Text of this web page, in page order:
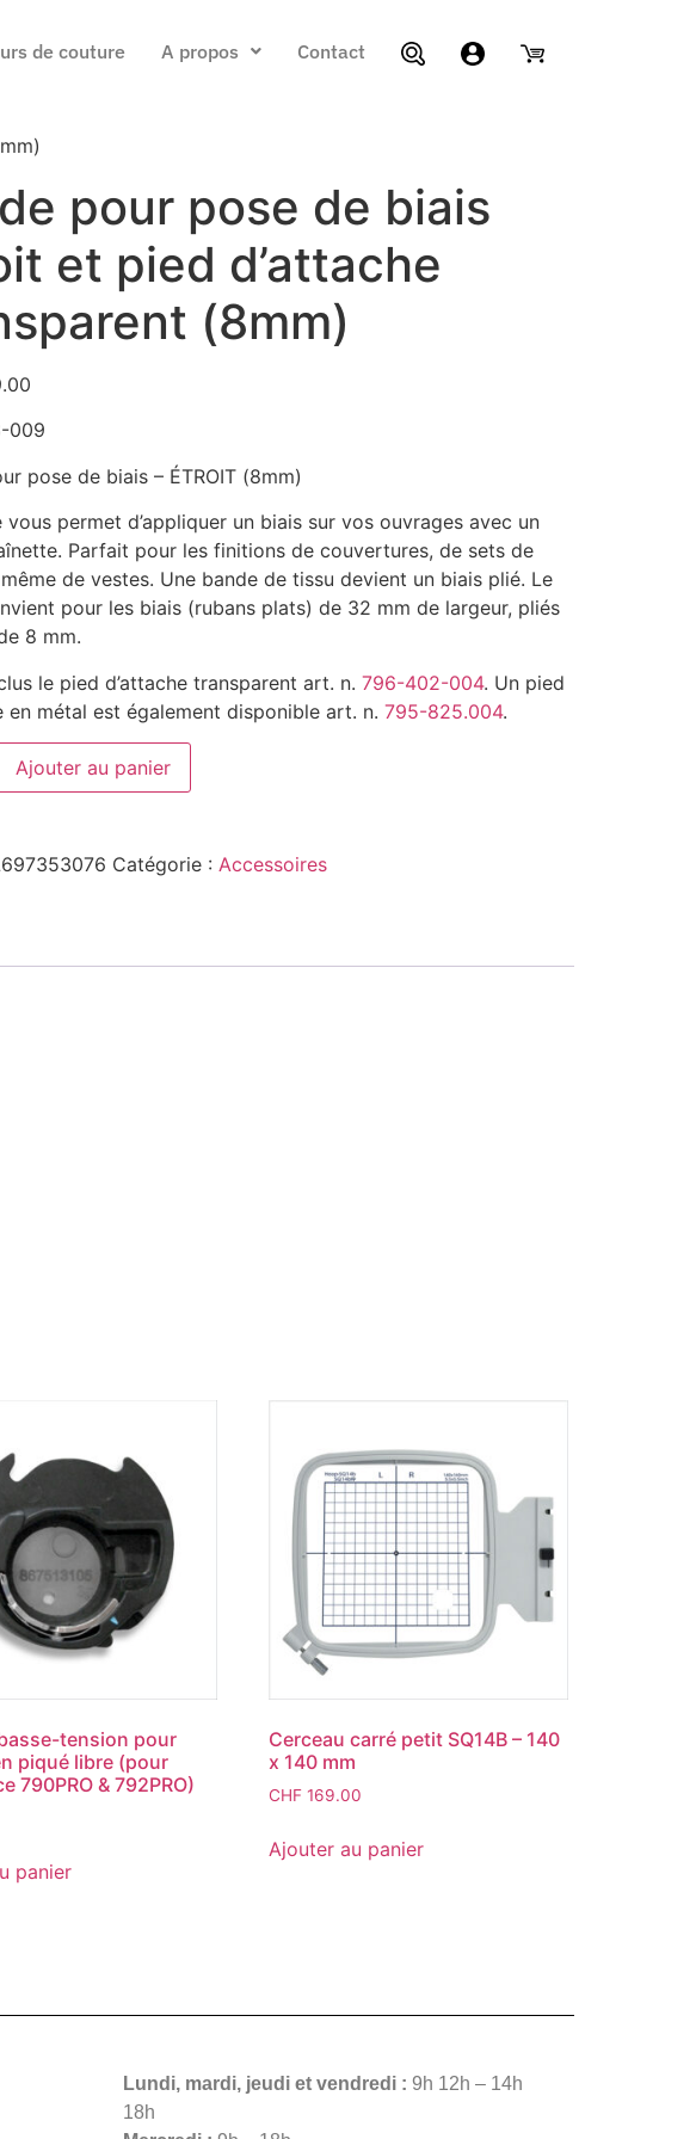
de couture A propos Contact
pour pose de biais
et pied d’attache
(8mm)
009
pose de biais – ÉTROIT (8mm)
vous permet d’appliquer un biais sur vos ouvrages avec un
Parfait pour les finitions de couvertures, de sets de
de vestes. Une bande de tissu devient un biais plié. Le
pour les biais (rubans plats) de 32 mm de largeur, pliés
8 mm.
le pied d’attache transparent art. n. 796-402-004. Un pied
en métal est également disponible art. n. 795-825.004.
Ajouter au panier
Catégorie : Accessoires
tension pour
piqué libre (pour
790PRO & 792PRO)
panier
Cerceau carré petit SQ14B – 140
x 140 mm
CHF 169.00
Ajouter au panier
Lundi, mardi, jeudi et vendredi : 9h 12h – 14h
18h